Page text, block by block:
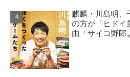
麒麟・川島明、
の方が「ヒドイ
由「サイコ野郎